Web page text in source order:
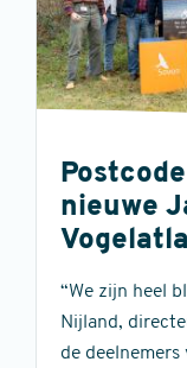
nieuwe
“We zijn heel
Nijland,
de